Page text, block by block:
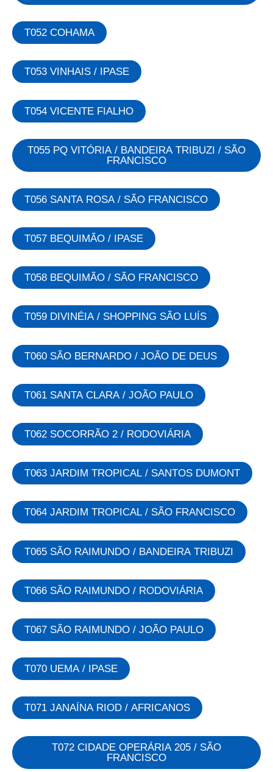
T052 COHAMA
T053 VINHAIS / IPASE
T054 VICENTE FIALHO
T055 PQ VITÓRIA / BANDEIRA TRIBUZI / SÃO
FRANCISCO
T056 SANTA ROSA / SÃO FRANCISCO
T057 BEQUIMÃO / IPASE
T058 BEQUIMÃO / SÃO FRANCISCO
T059 DIVINÉIA / SHOPPING SÃO LUÍS
T060 SÃO BERNARDO / JOÃO DE DEUS
T061 SANTA CLARA / JOÃO PAULO
T062 SOCORRÃO 2 / RODOVIÁRIA
T063 JARDIM TROPICAL / SANTOS DUMONT
T064 JARDIM TROPICAL / SÃO FRANCISCO
T065 SÃO RAIMUNDO / BANDEIRA TRIBUZI
T066 SÃO RAIMUNDO / RODOVIÁRIA
T067 SÃO RAIMUNDO / JOÃO PAULO
T070 UEMA / IPASE
T071 JANAÍNA RIOD / AFRICANOS
T072 CIDADE OPERÁRIA 205 / SÃO
FRANCISCO